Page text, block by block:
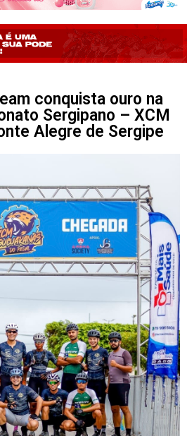
conquista ouro na
Sergipano – XCM
Alegre de Sergipe